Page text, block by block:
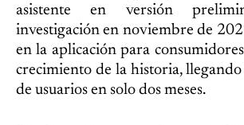
asistente en versión
investigación en noviembre de
en la aplicación para
crecimiento de la historia,
de usuarios en solo dos meses.